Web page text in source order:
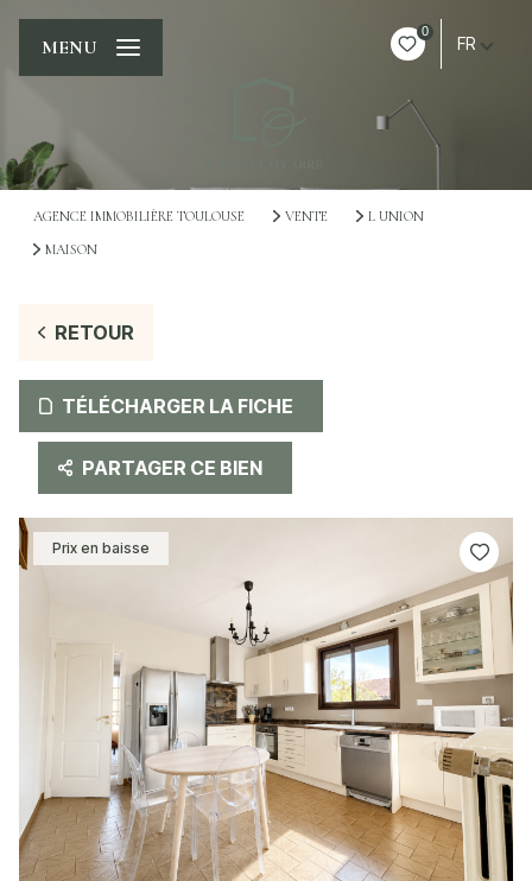
0
FR
MENU
AGENCE IMMOBILIÈRE TOULOUSE VENTE
L UNION
MAISON
RETOUR
TÉLÉCHARGER LA FICHE
PARTAGER CE BIEN
Prix en baisse